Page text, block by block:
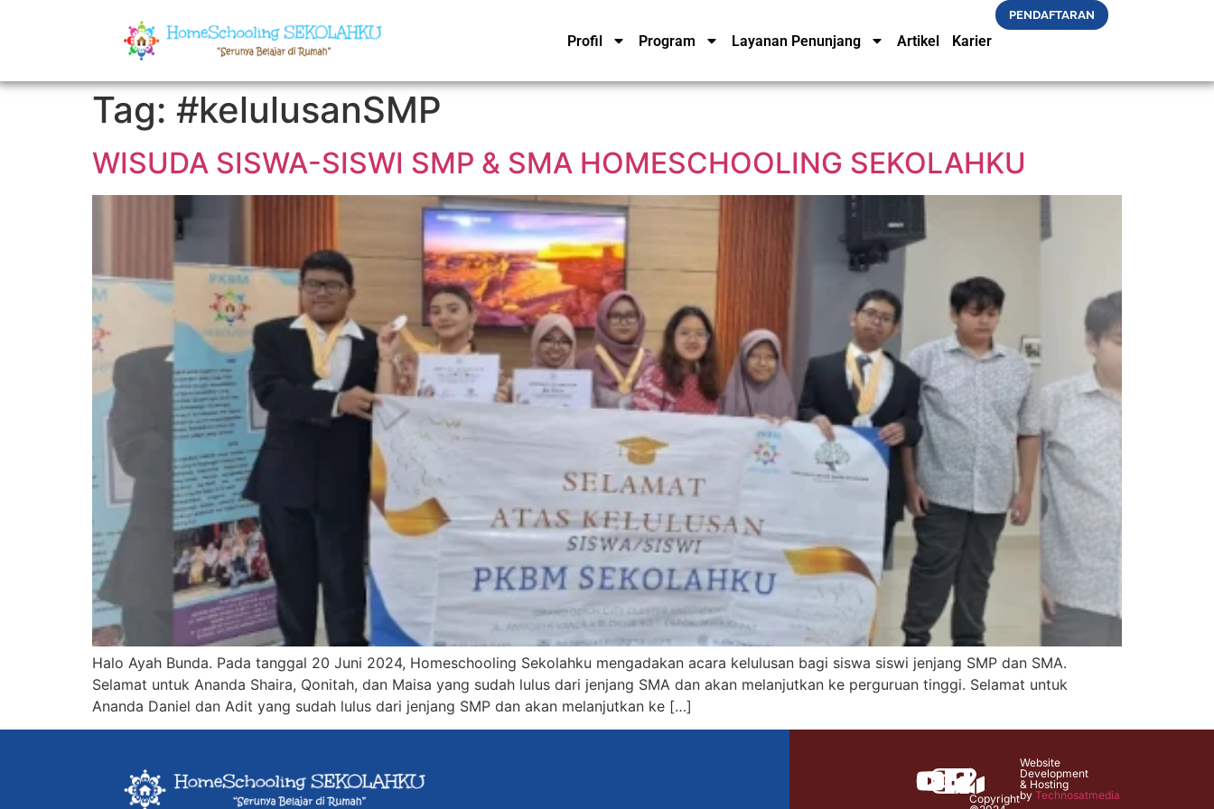
Profil Program Layanan Penunjang Artikel Karier
PENDAFTARAN
Tag: #kelulusanSMP
WISUDA SISWA-SISWI SMP & SMA HOMESCHOOLING SEKOLAHKU
Halo Ayah Bunda. Pada tanggal 20 Juni 2024, Homeschooling Sekolahku mengadakan acara kelulusan bagi siswa siswi jenjang SMP dan SMA.
Selamat untuk Ananda Shaira, Qonitah, dan Maisa yang sudah lulus dari jenjang SMA dan akan melanjutkan ke perguruan tinggi. Selamat untuk
Ananda Daniel dan Adit yang sudah lulus dari jenjang SMP dan akan melanjutkan ke […]
Copyright
Website
Development
& Hosting
by Technosatmedia